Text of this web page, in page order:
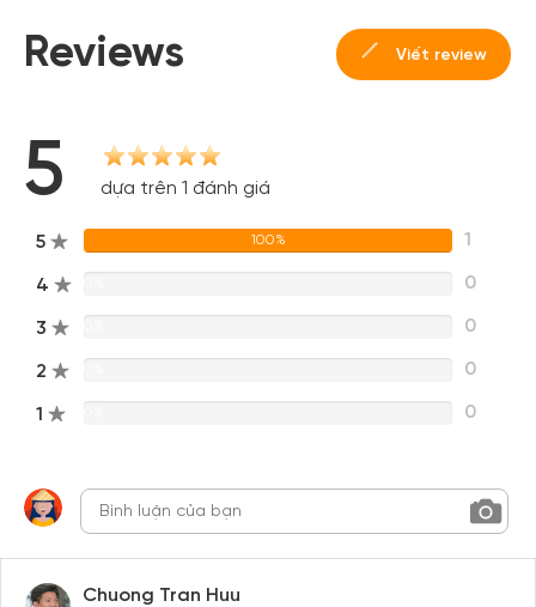
Reviews Viết review
5 dựa trên 1 đánh giá
5 100% 1
4 0
3 0
2 0
1 0
Chuong Tran Huu
Tạo tài khoản để có thể nhận ngay các ưu đãihấp dẫn
dành cho thành viên đến từ các đối tác của Gody.vn dành
Đăng ký
Hoặc đăng nhập bằng
Đăng nhập Facebook
Đăng nhập Google